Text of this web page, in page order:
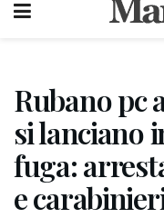
Rubano pc
si lanciano
fuga:
e